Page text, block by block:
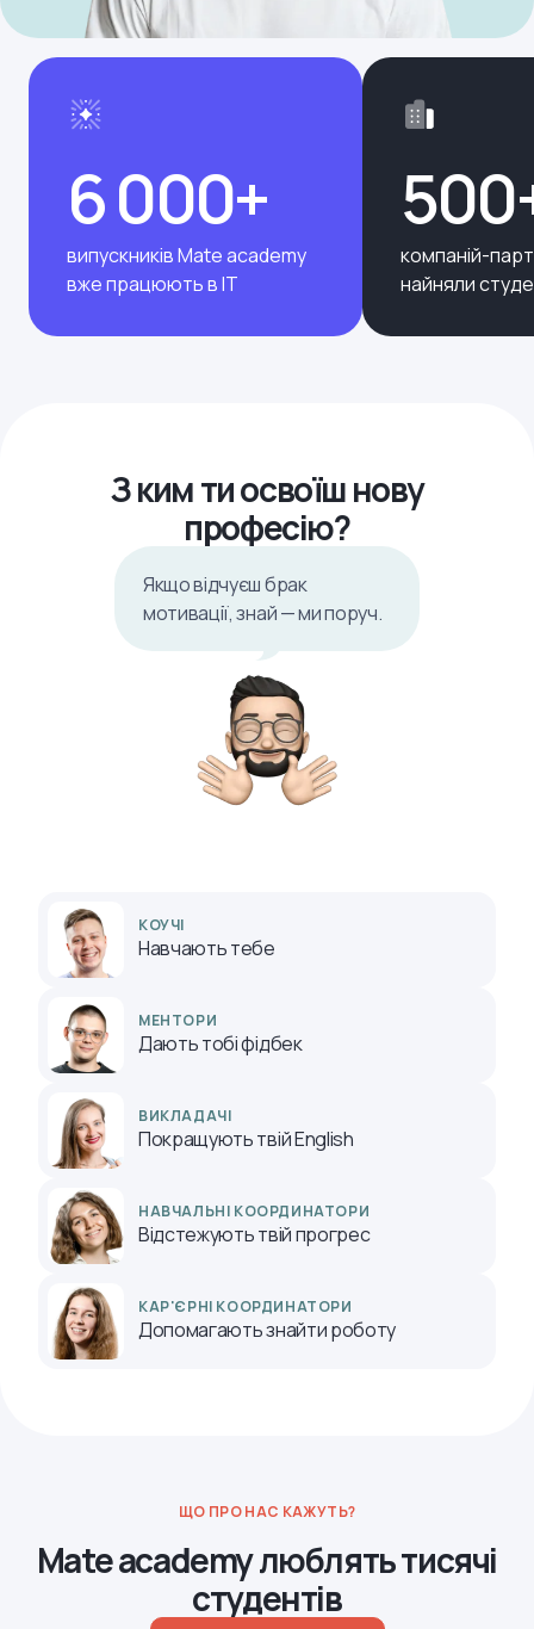
6 000+
випускників Mate academy
вже працюють в ІТ
компаній-
найняли
З ким ти освоїш нову
професію?
Якщо відчуєш брак
мотивації, знай — ми поруч.
КОУЧІ
Навчають тебе
МЕНТОРИ
Дають тобі фідбек
ВИКЛАДАЧІ
Покращують твій English
НАВЧАЛЬНІ КООРДИНАТОРИ
Відстежують твій прогрес
КАР'ЄРНІ КООРДИНАТОРИ
Допомагають знайти роботу
ЩО ПРО НАС КАЖУТЬ?
Mate academy люблять тисячі
студентів